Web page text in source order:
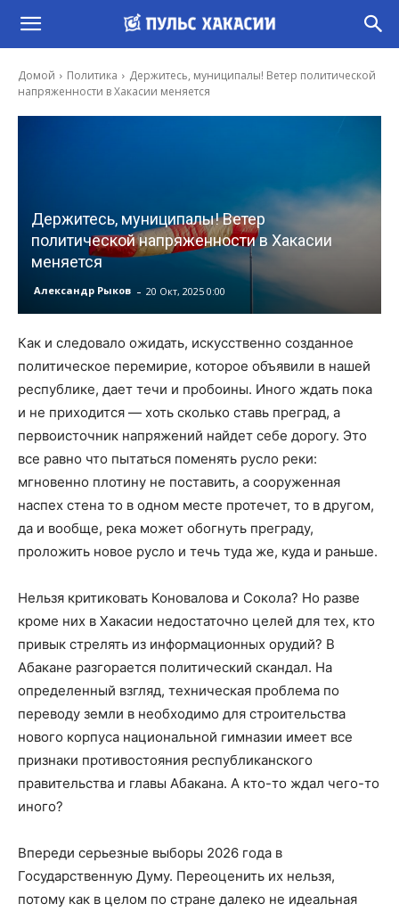
Домой Политика
Держитесь, муниципалы! Ветер политической
напряженности в Хакасии меняется
Держитесь, муниципалы! Ветер
политической напряженности в Хакасии
меняется
Александр Рыков - 20 Окт, 2025 0:00
Как и следовало ожидать, искусственно созданное
политическое перемирие, которое объявили в нашей
республике, дает течи и пробоины. Иного ждать пока
и не приходится — хоть сколько ставь преград, а
первоисточник напряжений найдет себе дорогу. Это
все равно что пытаться поменять русло реки:
мгновенно плотину не поставить, а сооруженная
наспех стена то в одном месте протечет, то в другом,
да и вообще, река может обогнуть преграду,
проложить новое русло и течь туда же, куда и раньше.
Нельзя критиковать Коновалова и Сокола? Но разве
кроме них в Хакасии недостаточно целей для тех, кто
привык стрелять из информационных орудий? В
Абакане разгорается политический скандал. На
определенный взгляд, техническая проблема по
переводу земли в необходимо для строительства
нового корпуса национальной гимназии имеет все
признаки противостояния республиканского
правительства и главы Абакана. А кто-то ждал чего-то
иного?
Впереди серьезные выборы 2026 года в
Государственную Думу. Переоценить их нельзя,
потому как в целом по стране далеко не идеальная